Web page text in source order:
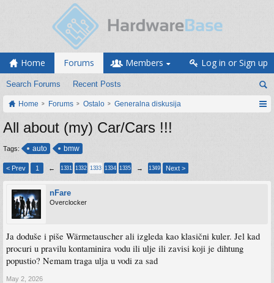
Home Forums
Search Forums Recent Posts
Members Log in or Sign up
Home Forums Ostalo Generalna diskusija
All about (my) Car/Cars !!!
Tags: auto bmw
< Prev 1 ← 1331 1332 1333 1334 1335 → 1349 Next >
nFare
Overclocker
Ja doduše i piše Wärmetauscher ali izgleda kao klasični kuler. Jel kad
procuri u pravilu kontaminira vodu ili ulje ili zavisi koji je dihtung
popustio? Nemam traga ulja u vodi za sad
May 2, 2026